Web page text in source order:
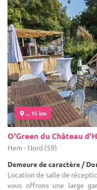
... 15 km
O'Green du Château
Hem - Nord (59)
Demeure de caractère /
Location de salle de
vous offrons une large